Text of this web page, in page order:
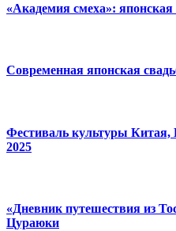
«Академия смеха»: японская
Современная японская
Фестиваль культуры
2025
«Дневник путешествия из
Цураюки